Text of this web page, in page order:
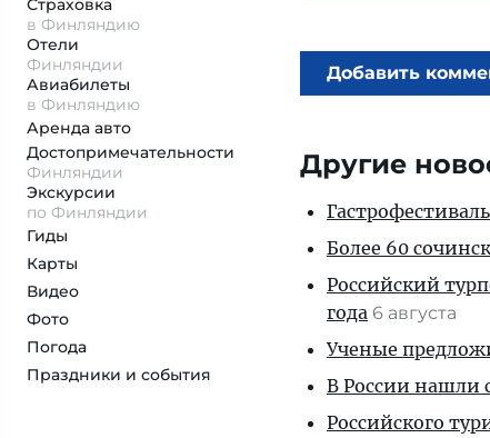
Страховка
в Финляндию
Отели
Финляндии
Авиабилеты
в Финляндию
Аренда авто
Достопримеча­тельности
Финляндии
Экскурсии
по Финляндии
Гиды
Карты
Видео
Фото
Погода
Праздники и события
Добавить
Другие
Более 60
Российский
года 6 августа
Ученые
В России нашли
Российского